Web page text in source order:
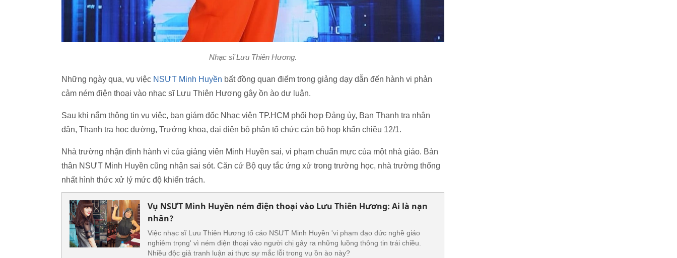
Nhạc sĩ Lưu Thiên Hương.
Những ngày qua, vụ việc NSƯT Minh Huyền bất đồng quan điểm trong giảng dạy dẫn đến hành vi phản
cảm ném điện thoại vào nhạc sĩ Lưu Thiên Hương gây ồn ào dư luận.
Sau khi nắm thông tin vụ việc, ban giám đốc Nhạc viện TP.HCM phối hợp Đảng ủy, Ban Thanh tra nhân
dân, Thanh tra học đường, Trưởng khoa, đại diện bộ phận tổ chức cán bộ họp khẩn chiều 12/1.
Nhà trường nhận định hành vi của giảng viên Minh Huyền sai, vi phạm chuẩn mực của một nhà giáo. Bản
thân NSƯT Minh Huyền cũng nhận sai sót. Căn cứ Bộ quy tắc ứng xử trong trường học, nhà trường thống
nhất hình thức xử lý mức độ khiển trách.
Vụ NSƯT Minh Huyền ném điện thoại vào Lưu Thiên Hương: Ai là nạn
nhân?
Việc nhạc sĩ Lưu Thiên Hương tố cáo NSƯT Minh Huyền 'vi phạm đạo đức nghề giáo
nghiêm trọng' vì ném điện thoại vào người chị gây ra những luồng thông tin trái chiều.
Nhiều độc giả tranh luận ai thực sự mắc lỗi trong vụ ồn ào này?